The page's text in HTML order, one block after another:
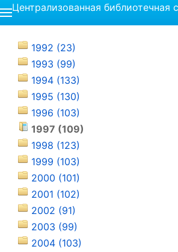
Централизованная библиотечная
1992 (23)
1993 (99)
1994 (133)
1995 (130)
1996 (103)
1997 (109)
1998 (123)
1999 (103)
2000 (101)
2001 (102)
2002 (91)
2003 (99)
2004 (103)